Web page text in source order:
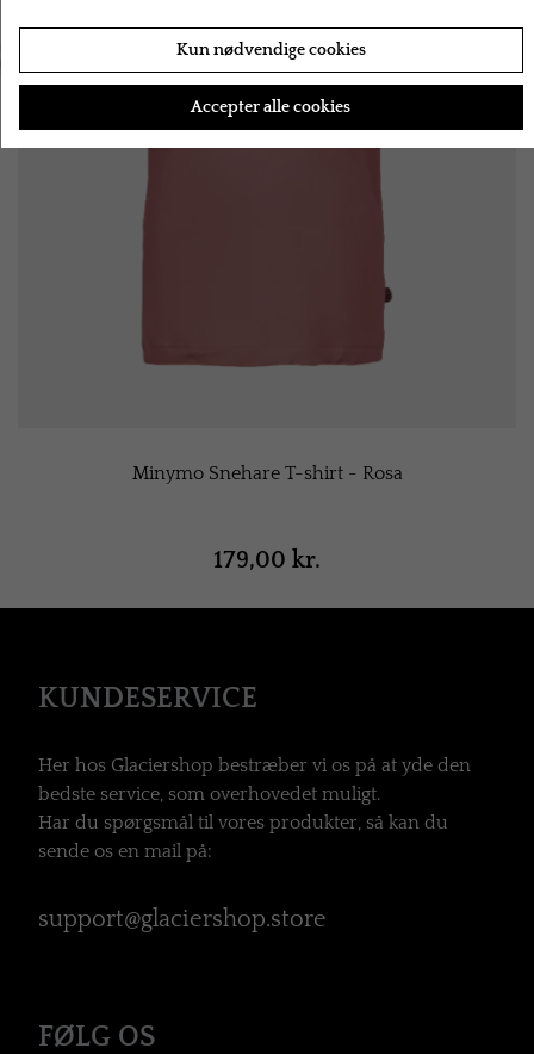
Minymo Snehare T-shirt - Rosa
179,00 kr.
KUNDESERVICE
Her hos Glaciershop bestræber vi os på at yde den
bedste service, som overhovedet muligt.
Har du spørgsmål til vores produkter, så kan du
sende os en mail på:
support@glaciershop.store
FØLG OS
Kun nødvendige cookies
Accepter alle cookies